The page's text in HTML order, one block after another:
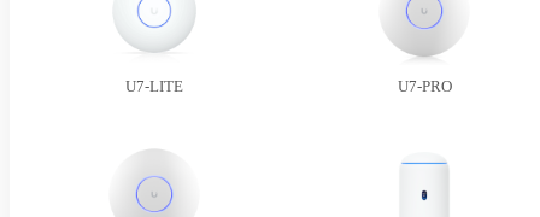
U7-LITE U7-PRO